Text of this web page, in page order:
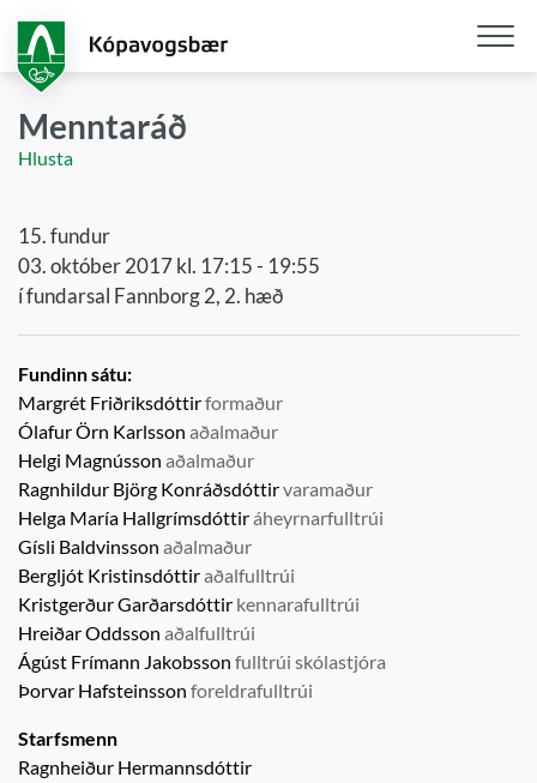
aðalefni
Menntaráð
Hlusta
15. fundur
03. október 2017 kl. 17:15 - 19:55
í fundarsal Fannborg 2, 2. hæð
Fundinn sátu:
Margrét Friðriksdóttirformaður
Ólafur Örn Karlsson aðalmaður
Helgi Magnússon aðalmaður
Ragnhildur Björg Konráðsdóttirvaramaður
Helga María Hallgrímsdóttiráheyrnarfulltrúi
Gísli Baldvinsson aðalmaður
Bergljót Kristinsdóttiraðalfulltrúi
Kristgerður Garðarsdóttir kennarafulltrúi
Hreiðar Oddsson aðalfulltrúi
Ágúst Frímann Jakobsson fulltrúi skólastjóra
Þorvar Hafsteinsson foreldrafulltrúi
Starfsmenn
Ragnheiður Hermannsdóttir
Opna